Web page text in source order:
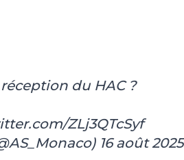
du HAC ?
ZLj3QTcSyf
16 août 2025